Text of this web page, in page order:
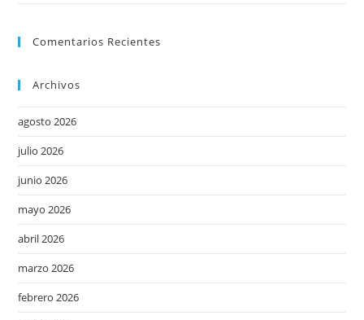
Comentarios Recientes
Archivos
agosto 2026
julio 2026
junio 2026
mayo 2026
abril 2026
marzo 2026
febrero 2026